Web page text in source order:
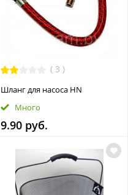
(3 )
Шланг для насоса HN
Много
9.90 руб.